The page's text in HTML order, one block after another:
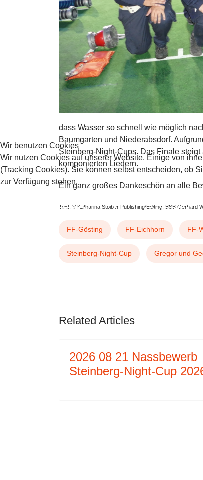
dass Wasser so schnell wie möglich
Baumgarten und Niederabsdorf.
Steinberg-Night-Cups. Das Finale
komponierten Liedern.
Ein ganz großes Dankeschön an alle
Text: V Katharina Stoiber Publishing/Editing: BSB Gerhard
FF-Gösting FF-Eichhorn FF-
Steinberg-Night-Cup Gregor und
Related Articles
2026 08 21 Nassbewerb
Steinberg-Night-Cup
Wir benutzen Cookies
Wir nutzen Cookies auf unserer Website. Einige von
(Tracking Cookies). Sie können selbst entscheiden, ob
zur Verfügung stehen.
AKZEPTIEREN ABLEHNEN